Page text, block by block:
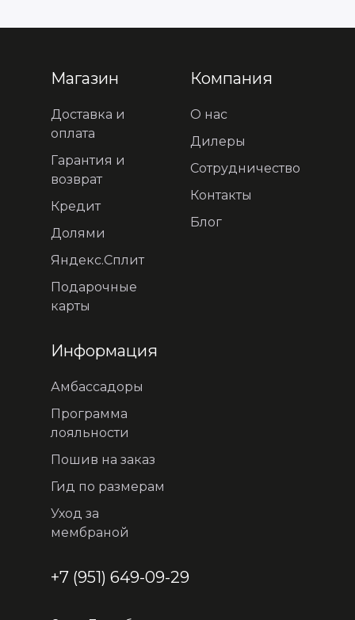
Магазин
Доставка и
оплата
Гарантия и
возврат
Кредит
Долями
Яндекс.Сплит
Подарочные
карты
Компания
О нас
Дилеры
Сотрудничество
Контакты
Блог
Информация
Амбассадоры
Программа
лояльности
Пошив на заказ
Гид по размерам
Уход за
мембраной
+7 (951) 649-09-29